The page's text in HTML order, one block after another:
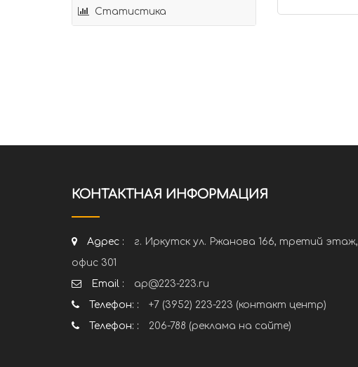
Статистика
КОНТАКТНАЯ ИНФОРМАЦИЯ
Адрес :
г. Иркутск ул. Ржанова 166, третий этаж,
офис 301
Email :
ap@223-223.ru
Телефон: :
+7 (3952) 223-223 (контакт центр)
Телефон: :
206-788 (реклама на сайте)